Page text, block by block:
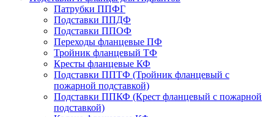
Патрубки ППФГ
Подставки ППДФ
Подставки ППОФ
Переходы фланцевые ПФ
Тройник фланцевый ТФ
Кресты фланцевые КФ
Подставки ППТФ (Тройник фланцевый с
пожарной подставкой)
Подставки ППКФ (Крест фланцевый с пожарной
подставкой)